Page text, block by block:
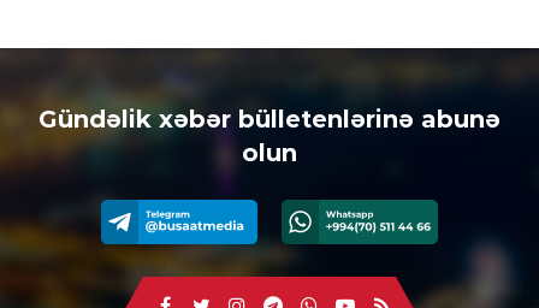
Gündəlik xəbər bülletenlərinə abunə
olun